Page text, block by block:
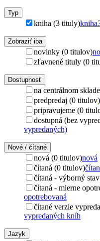
Typ
kniha (3 tituly)kniha
Zobraziť iba
novinky (0 titulov)
zľavnené tituly (0
Dostupnosť
na centrálnom
predpredaj (0 titulov)
pripravujeme (0
dostupná (bez
vypredaných)
Nové / čítané
nová (0 titulov)nová
čítaná (0 titulov)
čítaná - výborný
čítaná - mierne
opotrebovaná
čítané verzie
vypredaných kníh
Jazyk